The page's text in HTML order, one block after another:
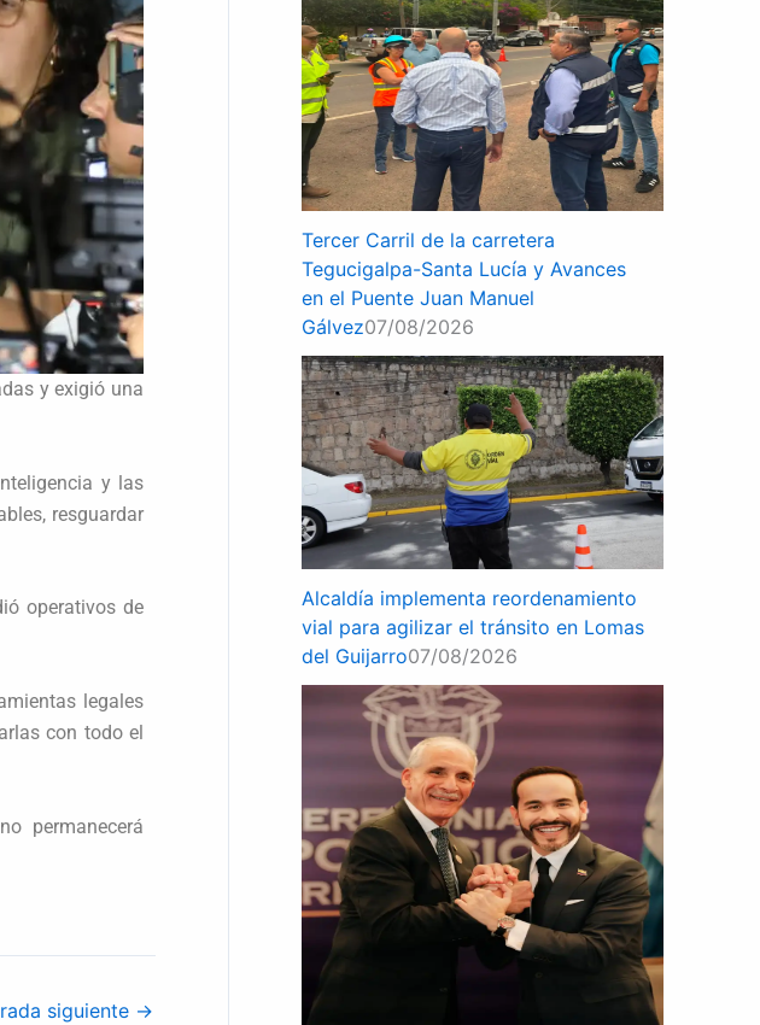
y exigió una
y las
resguardar
operativos de
legales
con todo el
permanecerá
siguiente →
Tercer Carril de la carretera
Tegucigalpa-Santa Lucía y Avances
en el Puente Juan Manuel
Gálvez07/08/2026
Alcaldía implementa reordenamiento
vial para agilizar el tránsito en Lomas
del Guijarro07/08/2026